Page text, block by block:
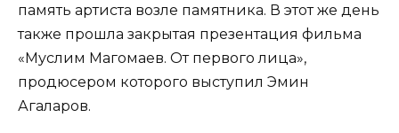
память артиста возле памятника. В этот же день
также прошла закрытая презентация фильма
«Муслим Магомаев. От первого лица»,
продюсером которого выступил Эмин
Агаларов.